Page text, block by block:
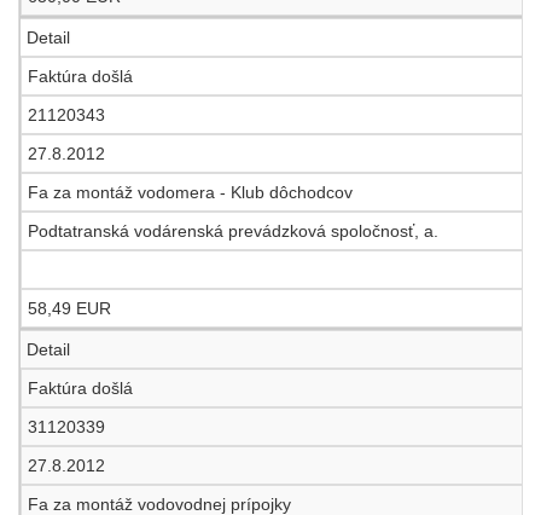
Detail
Faktúra došlá
21120343
27.8.2012
Fa za montáž vodomera - Klub dôchodcov
Podtatranská vodárenská prevádzková spoločnosť, a.
58,49 EUR
Detail
Faktúra došlá
31120339
27.8.2012
Fa za montáž vodovodnej prípojky